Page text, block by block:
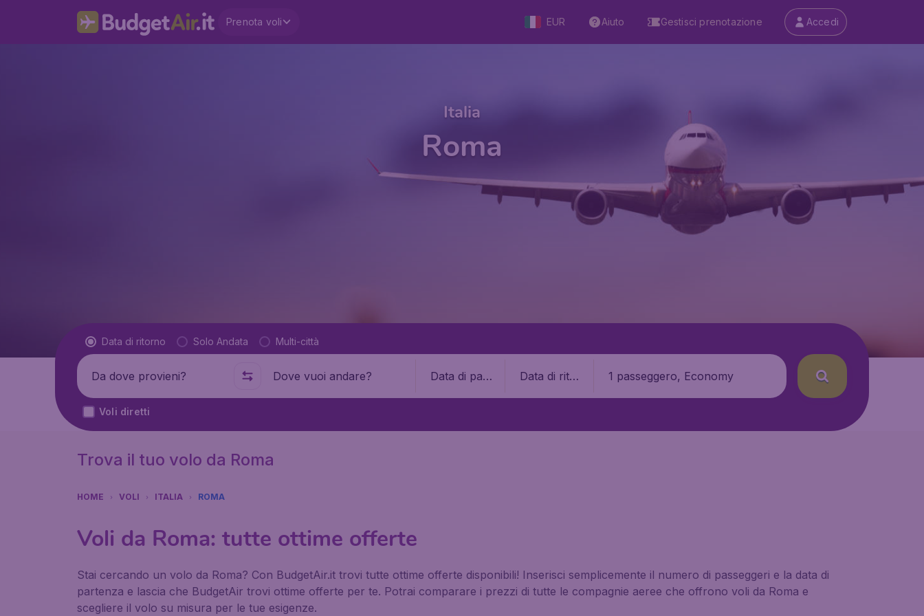
Prenota voli EUR Aiuto Gestisci prenotazione Accedi
Italia
Roma
Tipo di volo
Data di ritorno Solo Andata Multi-città
Partenza da Dove
Data di part
Data di ritor
1 passeggero, Economy
Voli diretti
Trova il tuo volo da Roma
HOME VOLI ITALIA ROMA
Voli da Roma: tutte ottime offerte
Stai cercando un volo da Roma? Con BudgetAir.it trovi tutte ottime offerte disponibili! Inserisci semplicemente il numero di passeggeri e la data di
partenza e lascia che BudgetAir trovi ottime offerte per te. Potrai comparare i prezzi di tutte le compagnie aeree che offrono voli da Roma e
scegliere il volo su misura per le tue esigenze.